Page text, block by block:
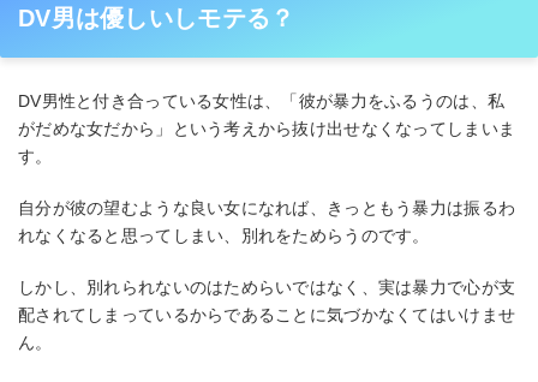
DV男は優しいしモテる？
DV男性と付き合っている女性は、「彼が暴力をふるうのは、私
がだめな女だから」という考えから抜け出せなくなってしまいま
す。
自分が彼の望むような良い女になれば、きっともう暴力は振るわ
れなくなると思ってしまい、別れをためらうのです。
しかし、別れられないのはためらいではなく、実は暴力で心が支
配されてしまっているからであることに気づかなくてはいけませ
ん。